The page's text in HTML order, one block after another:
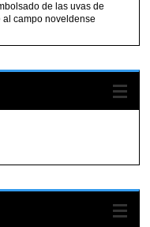
de las uvas de
al campo noveldense